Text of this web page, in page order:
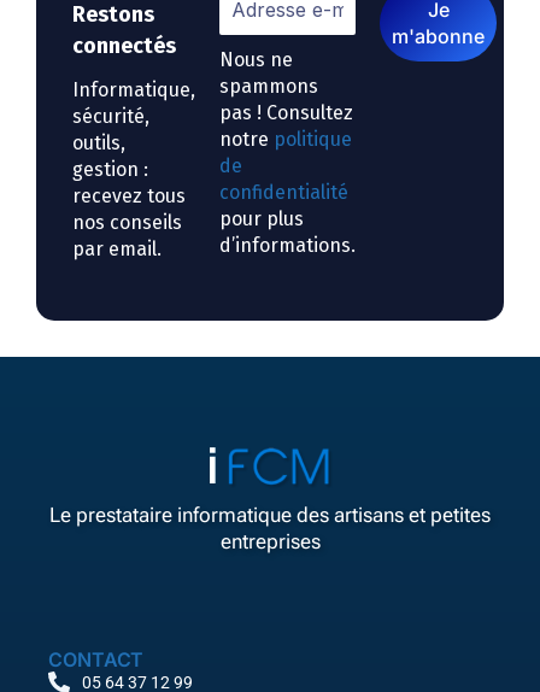
Restons
connectés
Informatique,
sécurité,
outils,
gestion :
recevez tous
nos conseils
par email.
Nous ne
spammons
pas ! Consultez
notre politique
de
confidentialité
pour plus
d’informations.
Le prestataire informatique des artisans et petites
entreprises
CONTACT
05 64 37 12 99